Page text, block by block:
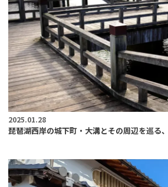
2025.01.28
琵琶湖西岸の城下町・大溝とその周辺を巡る